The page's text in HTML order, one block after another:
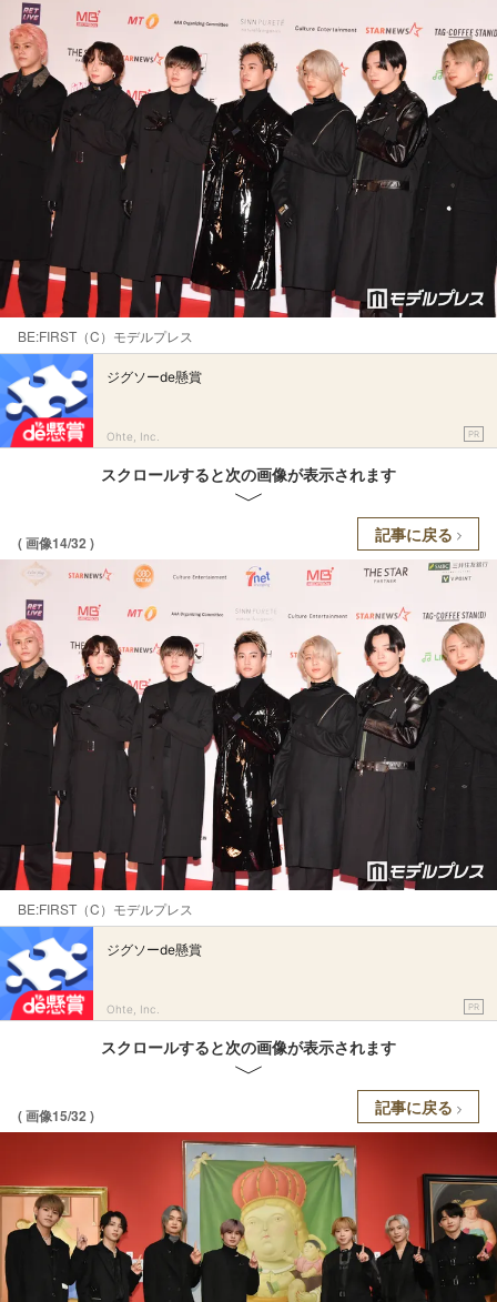
BE:FIRST（C）モデルプレス
ジグソーde懸賞
Ohte, Inc. PR
スクロールすると次の画像が表示されます
( 画像14/32 ) 記事に戻る
BE:FIRST（C）モデルプレス
ジグソーde懸賞
Ohte, Inc. PR
スクロールすると次の画像が表示されます
( 画像15/32 ) 記事に戻る